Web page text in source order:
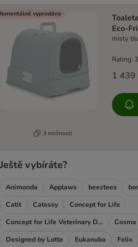
vyprodáno
3 možností
Eco-
misty
1 439
Rating:
Ještě vybíráte?
Animonda Applaws beeztees
Catit
Catessy
Concept for Life
Concept for Life Veterinary Diet
Cosma
Designed by Lotte
Eukanuba Felix